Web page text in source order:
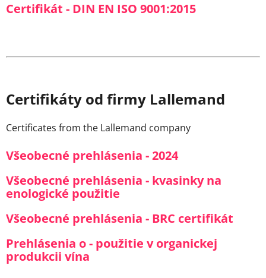
Certifikát - DIN EN ISO 9001:2015
Certifikáty od firmy Lallemand
Certificates from the Lallemand company
Všeobecné prehlásenia - 2024
Všeobecné prehlásenia - kvasinky na
enologické použitie
Všeobecné prehlásenia - BRC certifikát
Prehlásenia o - použitie v organickej
produkcii vína